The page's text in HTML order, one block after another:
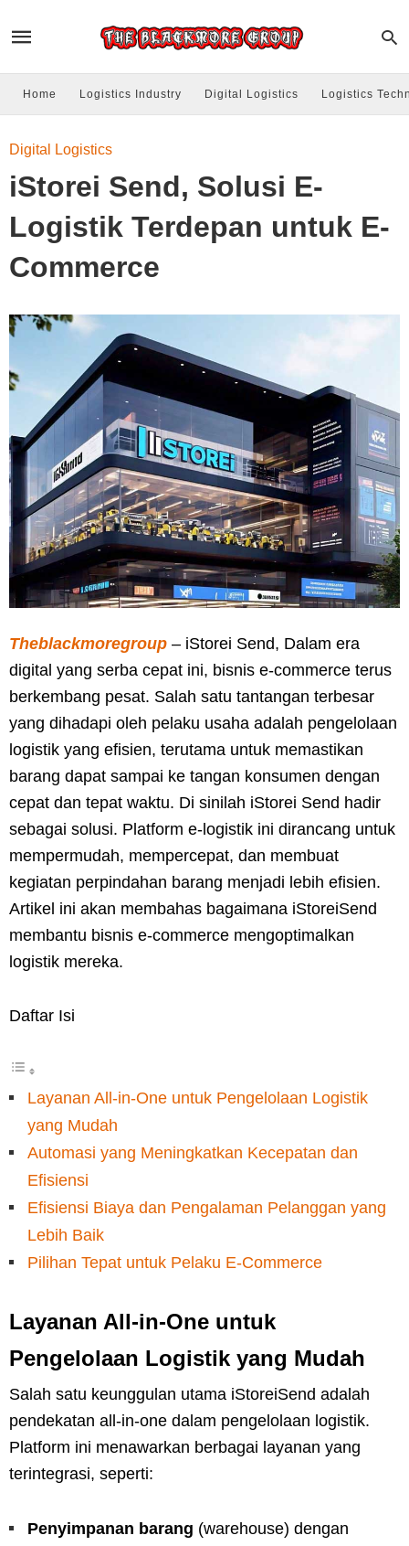
Home Logistics Industry Digital Logistics Logistics
Digital Logistics
iStorei Send, Solusi E-
Logistik Terdepan untuk E-
Commerce
Theblackmoregroup – iStorei Send, Dalam era
digital yang serba cepat ini, bisnis e-commerce terus
berkembang pesat. Salah satu tantangan terbesar
yang dihadapi oleh pelaku usaha adalah pengelolaan
logistik yang efisien, terutama untuk memastikan
barang dapat sampai ke tangan konsumen dengan
cepat dan tepat waktu. Di sinilah iStorei Send hadir
sebagai solusi. Platform e-logistik ini dirancang untuk
mempermudah, mempercepat, dan membuat
kegiatan perpindahan barang menjadi lebih efisien.
Artikel ini akan membahas bagaimana iStoreiSend
membantu bisnis e-commerce mengoptimalkan
logistik mereka.
Daftar Isi
Layanan All-in-One untuk Pengelolaan Logistik
yang Mudah
Automasi yang Meningkatkan Kecepatan dan
Efisiensi
Efisiensi Biaya dan Pengalaman Pelanggan yang
Lebih Baik
Pilihan Tepat untuk Pelaku E-Commerce
Layanan All-in-One untuk
Pengelolaan Logistik yang Mudah
Salah satu keunggulan utama iStoreiSend adalah
pendekatan all-in-one dalam pengelolaan logistik.
Platform ini menawarkan berbagai layanan yang
terintegrasi, seperti:
Penyimpanan barang (warehouse) dengan